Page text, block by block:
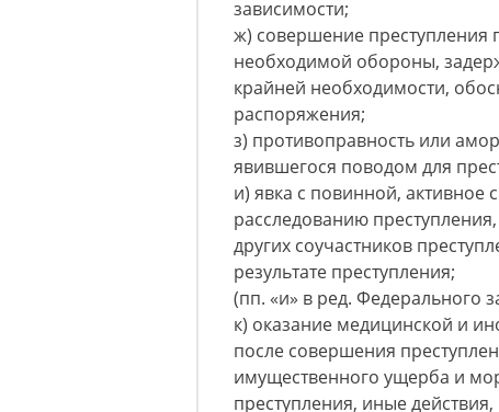
зависимости;
ж) совершение
необходимой обороны,
крайней необходимости,
распоряжения;
з) противоправность или
явившегося поводом для
и) явка с повинной, активное
расследованию
других соучастников
результате преступления;
(пп. «и» в ред. Федерального
к) оказание медицинской и
после совершения
имущественного ущерба и
преступления, иные